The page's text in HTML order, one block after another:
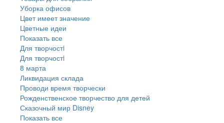
Уборка офисов
Цвет имеет значение
Цветные идеи
Показать все
Для творчостi
Для творчостi
8 марта
Ликвидация склада
Проводи время творчески
Рожденственское творчество для детей
Сказочный мир Disney
Показать все